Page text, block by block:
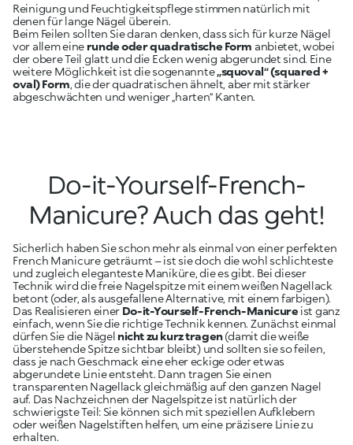
Reinigung und Feuchtigkeitspflege stimmen natürlich mit
denen für lange Nägel überein.
Beim Feilen sollten Sie daran denken, dass sich für kurze Nägel
vor allem eine runde oder quadratische Form anbietet, wobei
der obere Teil glatt und die Ecken wenig abgerundet sind. Eine
weitere Möglichkeit ist die sogenannte„squoval“ (squared +
oval) Form, die der quadratischen ähnelt, aber mit stärker
abgeschwächten und weniger „harten“ Kanten.
Do-it-Yourself-French-
Manicure? Auch das geht!
Sicherlich haben Sie schon mehr als einmal von einer perfekten
French Manicure geträumt – ist sie doch die wohl schlichteste
und zugleich eleganteste Maniküre, die es gibt. Bei dieser
Technik wird die freie Nagelspitze mit einem weißen Nagellack
betont (oder, als ausgefallene Alternative, mit einem farbigen).
Das Realisieren einer Do-it-Yourself-French-Manicureist ganz
einfach, wenn Sie die richtige Technik kennen. Zunächst einmal
dürfen Sie die Nägel nicht zu kurz tragen(damit die weiße
überstehende Spitze sichtbar bleibt) und sollten sie so feilen,
dass je nach Geschmack eine eher eckige oder etwas
abgerundete Linie entsteht. Dann tragen Sie einen
transparenten Nagellack gleichmäßig auf den ganzen Nagel
auf. Das Nachzeichnen der Nagelspitze ist natürlich der
schwierigste Teil: Sie können sich mit speziellen Aufklebern
oder weißen Nagelstiften helfen, um eine präzisere Linie zu
erhalten.